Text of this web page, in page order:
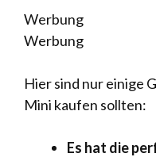
Werbung
Werbung
Hier sind nur einige
Mini kaufen sollten:
Es hat die